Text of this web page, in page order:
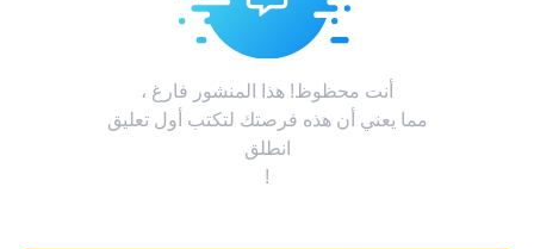
أنت محظوظ! هذا المنشور فارغ ،
مما يعني أن هذه فرصتك لتكتب أول تعليق
انطلق
!